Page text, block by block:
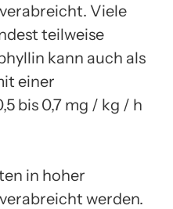
Viele
teilweise
kann auch als
einer
bis 0,7 mg / kg / h
in hoher
werden.